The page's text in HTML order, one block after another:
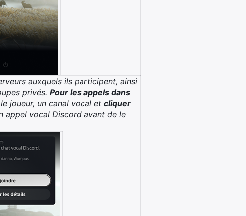
auxquels ils participent, ainsi
privés. Pour les appels dans
joueur, un canal vocal et cliquer
appel vocal Discord avant de le